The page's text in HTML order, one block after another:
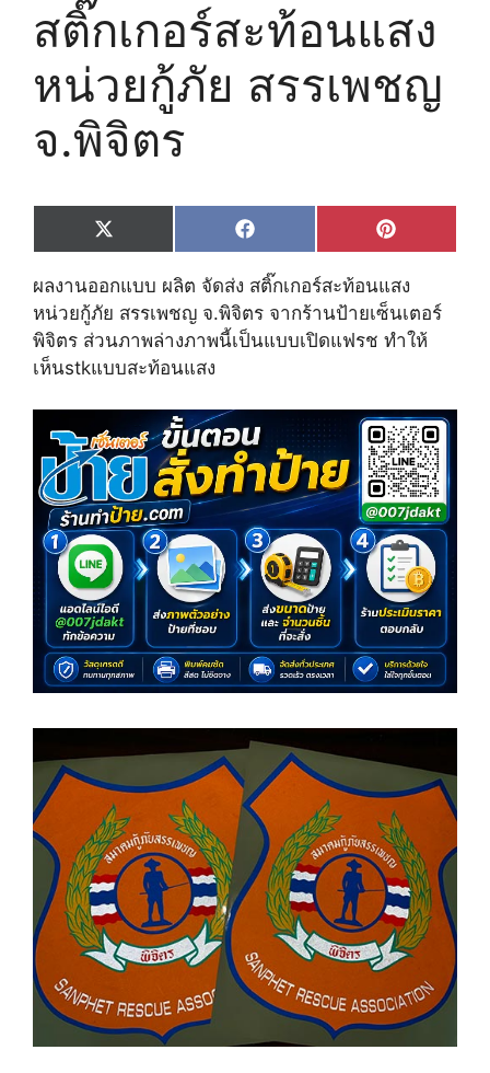
สติ๊กเกอร์สะท้อนแสง
หน่วยกู้ภัย สรรเพชญ
จ.พิจิตร
Share
on
X
(
w
i
t
e
)
Share
on
F
a
c
e
b
o
Share
on
P
i
t
e
r
e
ผลงานออกแบบ ผลิต จัดส่ง สติ๊กเกอร์สะท้อนแสง
หน่วยกู้ภัย สรรเพชญ จ.พิจิตร จากร้านป้ายเซ็นเตอร์
พิจิตร ส่วนภาพล่างภาพนี้เป็นแบบเปิดแฟรช ทำให้
เห็นstkแบบสะท้อนแสง